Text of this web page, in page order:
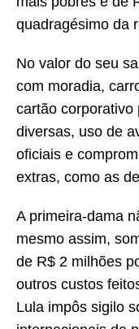
quadragésimo da
No valor do seu
com moradia,
cartão corporativo
diversas, uso de
oficiais e
extras, como as
A primeira-dama
mesmo assim,
de R$ 2 milhões
outros custos
Lula impôs sigilo